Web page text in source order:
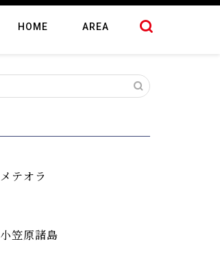
HOME AREA
メテオラ
小笠原諸島